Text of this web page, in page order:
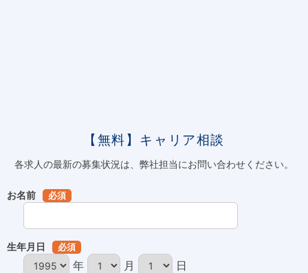
【無料】キャリア相談
各求人の最新の募集状況は、弊社担当にお問い合わせください。
お名前 必須
生年月日 必須
年 月 日